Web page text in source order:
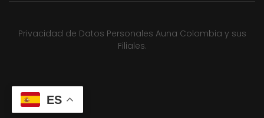
Privacidad de Datos Personales Auna Colombia y sus
Filiales.
ES